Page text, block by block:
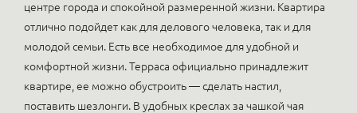
центре города и спокойной размеренной жизни. Квартира
отлично подойдет как для делового человека, так и для
молодой семьи. Есть все необходимое для удобной и
комфортной жизни. Терраса официально принадлежит
квартире, ее можно обустроить — сделать настил,
поставить шезлонги. В удобных креслах за чашкой чая